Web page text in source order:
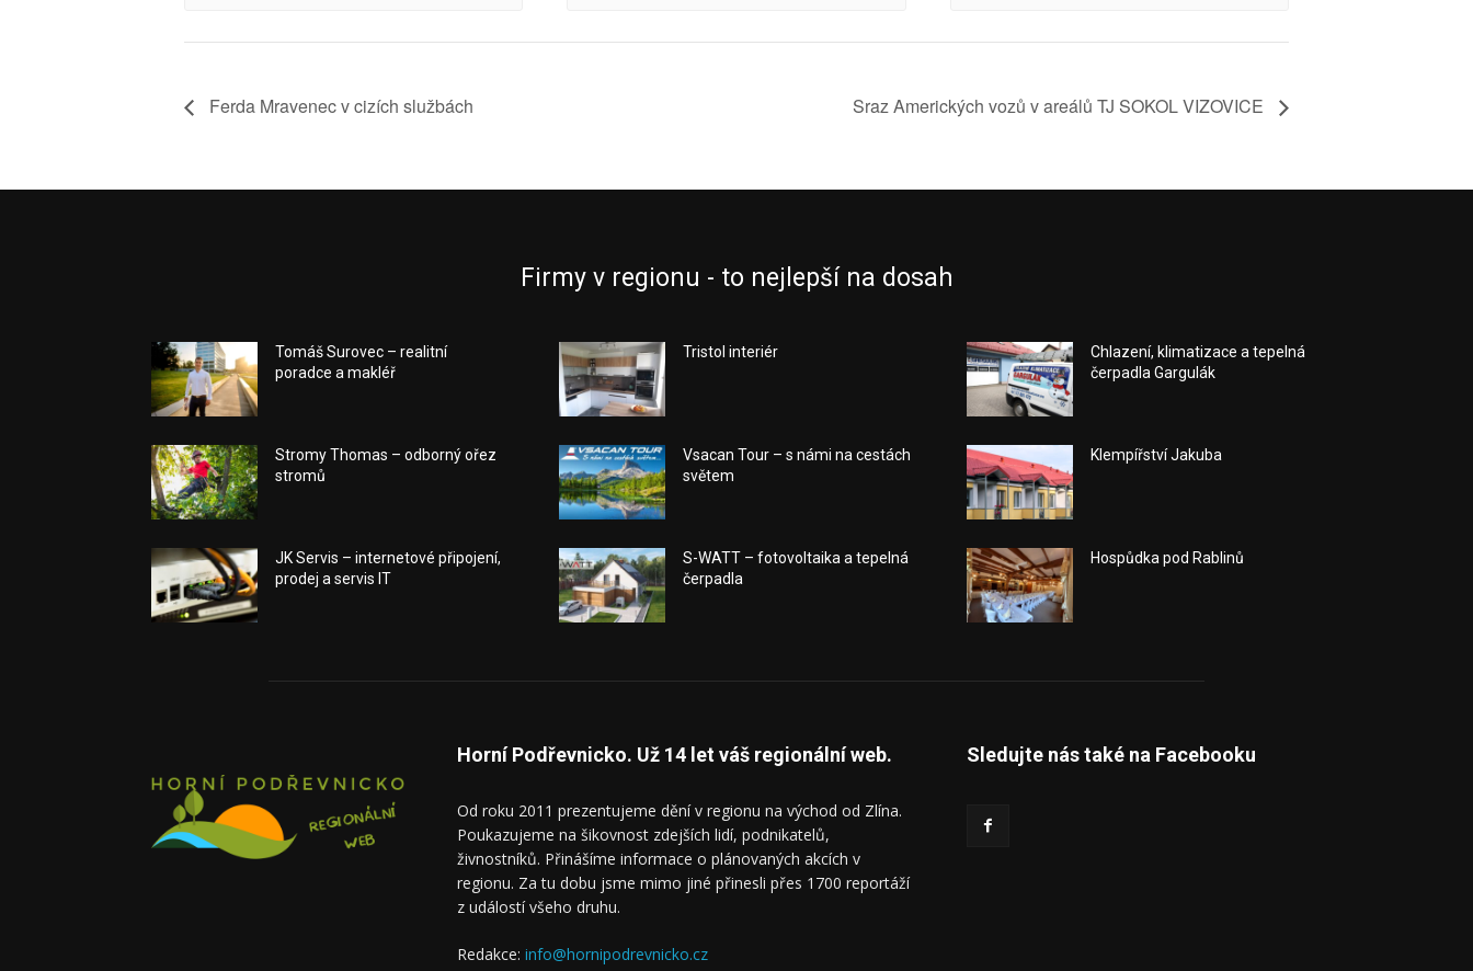
Ferda Mravenec v cizích službách Sraz Amerických vozů v areálů TJ SOKOL VIZOVICE
Firmy v regionu - to nejlepší na dosah
Tomáš Surovec – realitní
poradce a makléř
Stromy Thomas – odborný ořez
stromů
JK Servis – internetové připojení,
prodej a servis IT
Tristol interiér
Vsacan Tour – s námi na cestách
světem
S-WATT – fotovoltaika a tepelná
čerpadla
Chlazení, klimatizace a tepelná
čerpadla Gargulák
Klempířství Jakuba
Hospůdka pod Rablinů
Horní Podřevnicko. Už 14 let váš regionální web.
Od roku 2011 prezentujeme dění v regionu na východ od Zlína.
Poukazujeme na šikovnost zdejších lidí, podnikatelů,
živnostníků. Přinášíme informace o plánovaných akcích v
regionu. Za tu dobu jsme mimo jiné přinesli přes 1700 reportáží
z událostí všeho druhu.
Redakce: info@hornipodrevnicko.cz
Sledujte nás také na Facebooku